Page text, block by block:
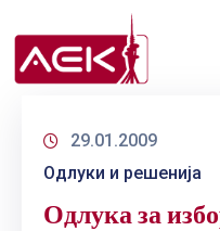
НАС
ДОКУМЕНТИ
29.01.2009
Одлуки и решенија
Одлука за